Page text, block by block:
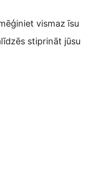
vismaz īsu
stiprināt jūsu